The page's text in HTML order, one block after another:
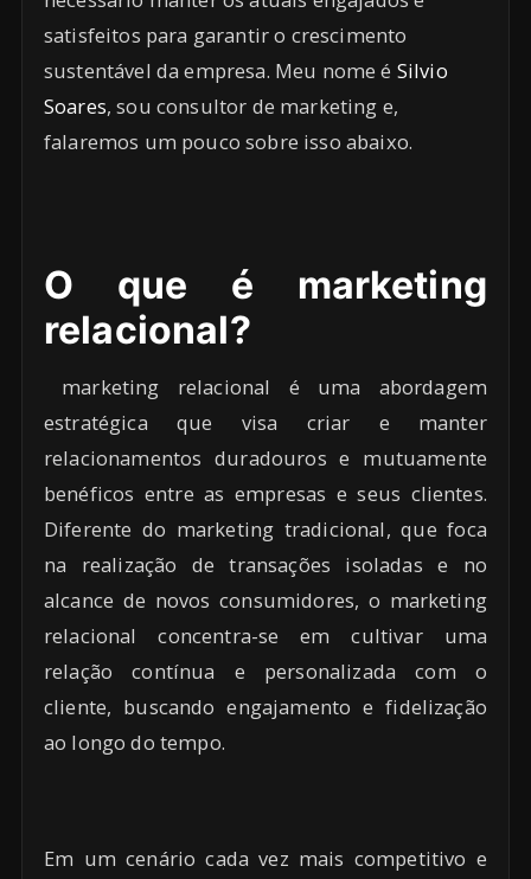
satisfeitos para garantir o crescimento
sustentável da empresa. Meu nome é Silvio
Soares, sou consultor de marketing e,
falaremos um pouco sobre isso abaixo.
O que é marketing
relacional?
marketing relacional é uma abordagem
estratégica que visa criar e manter
relacionamentos duradouros e mutuamente
benéficos entre as empresas e seus clientes.
Diferente do marketing tradicional, que foca
na realização de transações isoladas e no
alcance de novos consumidores, o marketing
relacional concentra-se em cultivar uma
relação contínua e personalizada com o
cliente, buscando engajamento e fidelização
ao longo do tempo.
Em um cenário cada vez mais competitivo e